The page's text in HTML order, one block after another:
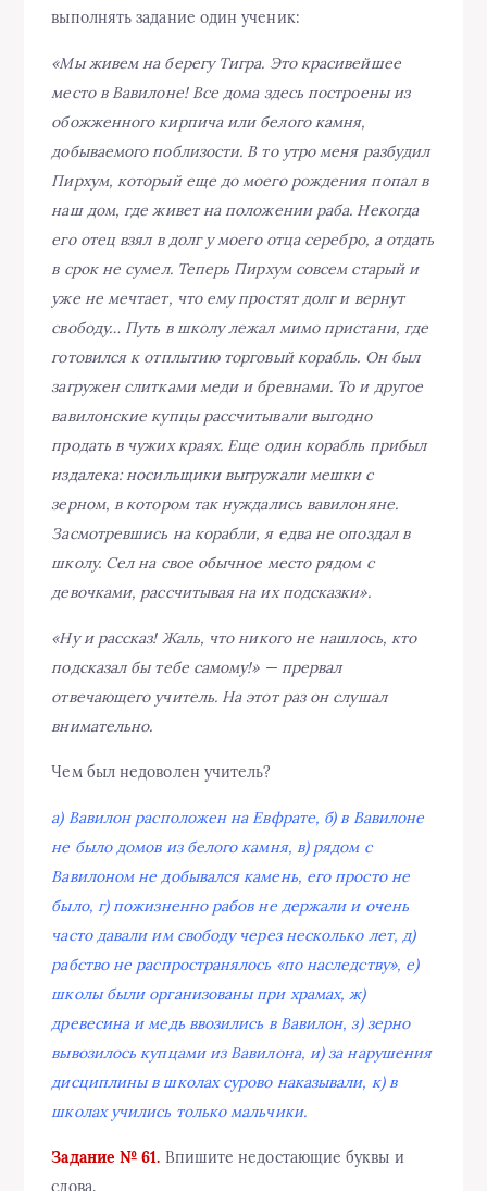
выполнять задание один ученик:
«Мы живем на берегу Тигра. Это красивейшее
место в Вавилоне! Все дома здесь построены из
обожженного кирпича или белого камня,
добываемого поблизости. В то утро меня разбудил
Пирхум, который еще до моего рождения попал в
наш дом, где живет на положении раба. Некогда
его отец взял в долг у моего отца серебро, а отдать
в срок не сумел. Теперь Пирхум совсем старый и
уже не мечтает, что ему простят долг и вернут
свободу… Путь в школу лежал мимо пристани, где
готовился к отплытию торговый корабль. Он был
загружен слитками меди и бревнами. То и другое
вавилонские купцы рассчитывали выгодно
продать в чужих краях. Еще один корабль прибыл
издалека: носильщики выгружали мешки с
зерном, в котором так нуждались вавилоняне.
Засмотревшись на корабли, я едва не опоздал в
школу. Сел на свое обычное место рядом с
девочками, рассчитывая на их подсказки».
«Ну и рассказ! Жаль, что никого не нашлось, кто
подсказал бы тебе самому!» — прервал
отвечающего учитель. На этот раз он слушал
внимательно.
Чем был недоволен учитель?
а) Вавилон расположен на Евфрате, б) в Вавилоне
не было домов из белого камня, в) рядом с
Вавилоном не добывался камень, его просто не
было, г) пожизненно рабов не держали и очень
часто давали им свободу через несколько лет, д)
рабство не распространялось «по наследству», е)
школы были организованы при храмах, ж)
древесина и медь ввозились в Вавилон, з) зерно
вывозилось купцами из Вавилона, и) за нарушения
дисциплины в школах сурово наказывали, к) в
школах учились только мальчики.
Задание № 61. Впишите недостающие буквы и